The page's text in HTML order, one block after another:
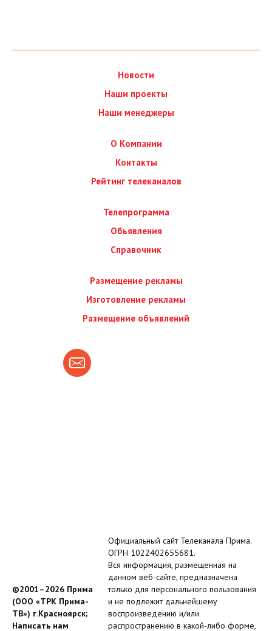
Новости
Наши проекты
Наши менеджеры
О Компании
Контакты
Рейтинг телеканалов
Телепрограмма
Обьявления
Справочник
Размещение рекламы
Изготовление рекламы
Размещение объявлений
©2001–2026 Прима
(ООО «ТРК Прима-
ТВ») г.Красноярск;
Написать нам
Официальный сайт Телеканала Прима.
ОГРН 1022402655681.
Вся информация, размещенная на
данном веб-сайте, предназначена
только для персонального пользования
и не подлежит дальнейшему
воспроизведению и/или
распространению в какой-либо форме,